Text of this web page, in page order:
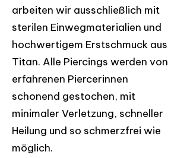
arbeiten wir ausschließlich mit
sterilen Einwegmaterialien und
hochwertigem Erstschmuck aus
Titan. Alle Piercings werden von
erfahrenen Piercerinnen
schonend gestochen, mit
minimaler Verletzung, schneller
Heilung und so schmerzfrei wie
möglich.